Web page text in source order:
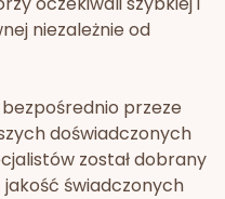
niezależnie od
przeze
doświadczonych
został dobrany
świadczonych